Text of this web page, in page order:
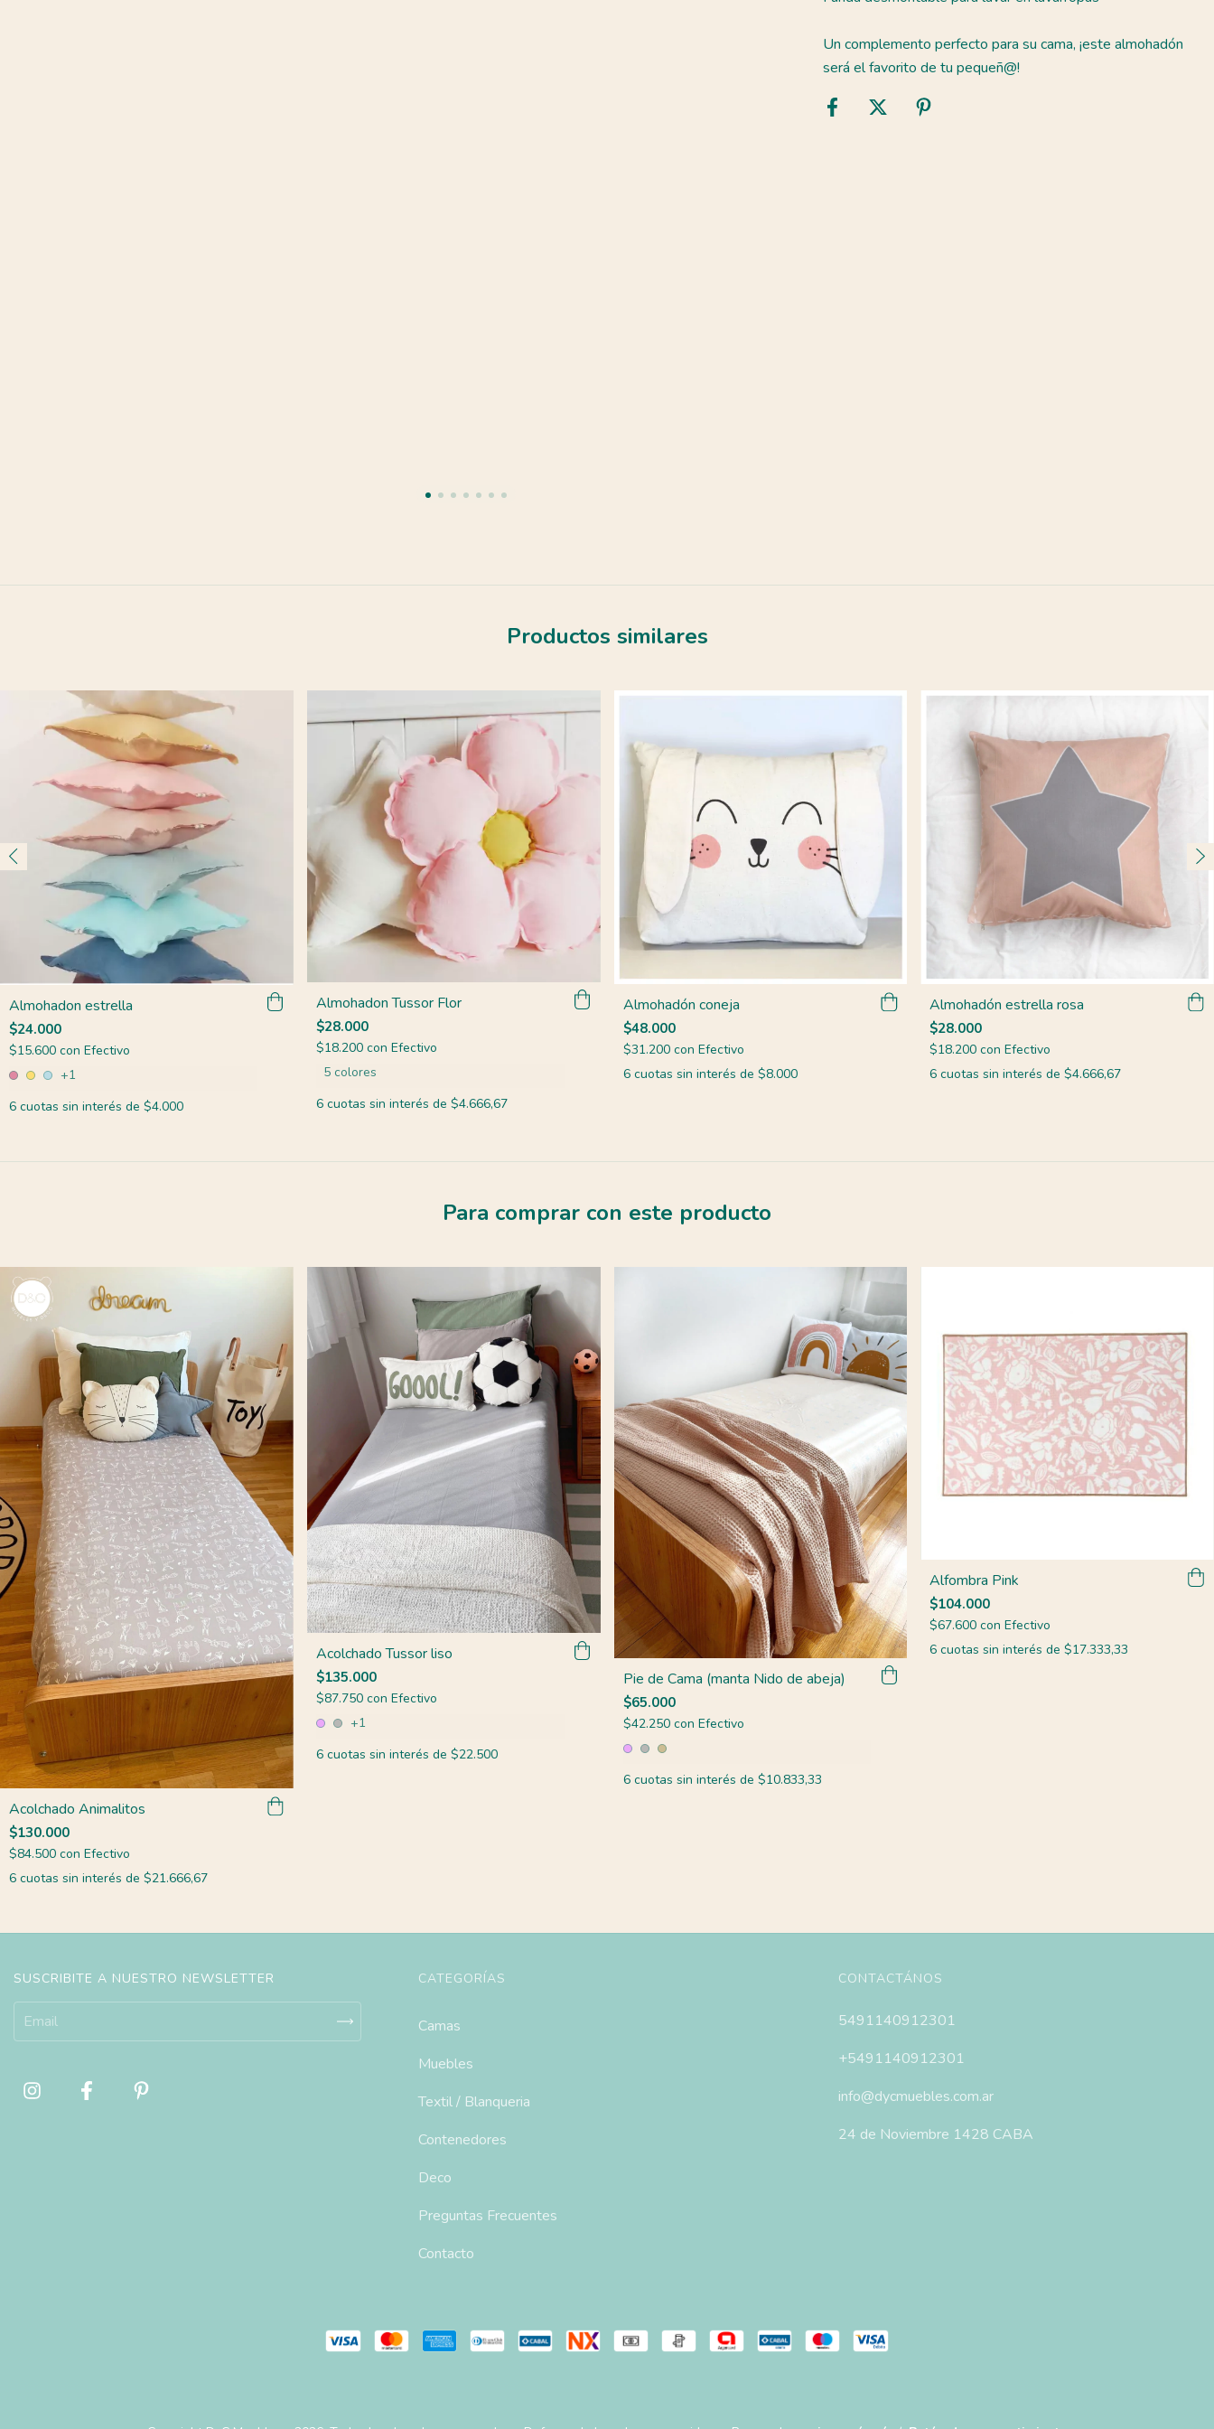
Un complemento perfecto para su cama, ¡este almohadón
será el favorito de tu pequeñ@!
Productos similares
Almohadon estrella
$24.000
$15.600 con Efectivo
+1
6 cuotas sin interés de $4.000
Almohadon Tussor Flor
$28.000
$18.200 con Efectivo
5 colores
6 cuotas sin interés de $4.666,67
Almohadón coneja
$48.000
$31.200 con Efectivo
6 cuotas sin interés de $8.000
Almohadón estrella rosa
$28.000
$18.200con Efectivo
6 cuotas sin interés de$4.666,67
Para comprar con este producto
Acolchado Animalitos
$130.000
$84.500 con Efectivo
6 cuotas sin interés de $21.666,67
Acolchado Tussor liso
$135.000
$87.750 con Efectivo
+1
6 cuotas sin interés de $22.500
Pie de Cama (manta Nido de abeja)
$65.000
$42.250 con Efectivo
6 cuotas sin interés de $10.833,33
Alfombra Pink
$104.000
$67.600con Efectivo
6 cuotas sin interés de$17.333,33
SUSCRIBITE A NUESTRO NEWSLETTER CATEGORÍAS
Camas
Muebles
Textil / Blanqueria
Contenedores
Deco
Preguntas Frecuentes
Contacto
CONTACTÁNOS
5491140912301
+5491140912301
info@dycmuebles.com.ar
24 de Noviembre 1428 CABA